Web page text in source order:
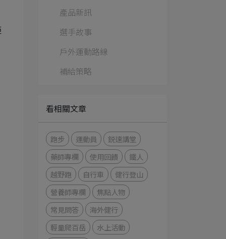
產品新訊
選手故事
戶外運動路線
補給策略
看相關文章
跑步 運動員
鋭速講堂
藥師專欄
使用回饋
鐵人
越野跑
自行車
健行登山
營養師專欄
焦點人物
常見問答
海外健行
輕量爬百岳
水上活動